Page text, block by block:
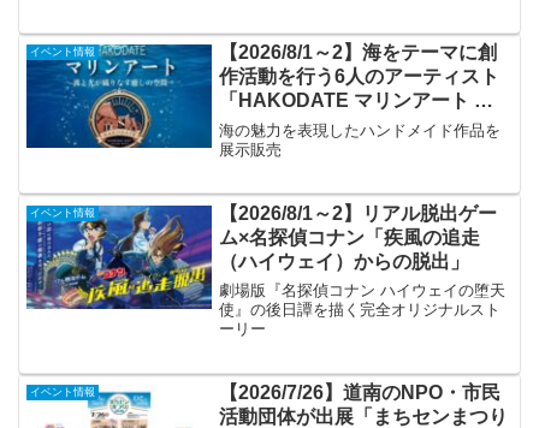
イベント情報
【2026/8/1～2】海をテーマに創
作活動を行う6人のアーティスト
「HAKODATE マリンアート ～
波と光が織りなす癒しの空間～」
海の魅力を表現したハンドメイド作品を
展示販売
イベント情報
【2026/8/1～2】リアル脱出ゲー
ム×名探偵コナン「疾風の追走
（ハイウェイ）からの脱出」
劇場版『名探偵コナン ハイウェイの堕天
使』の後日譚を描く完全オリジナルスト
ーリー
イベント情報
【2026/7/26】道南のNPO・市民
活動団体が出展「まちセンまつり